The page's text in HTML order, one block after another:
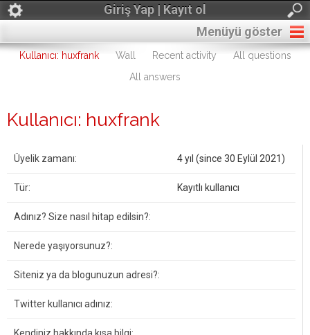
Giriş Yap | Kayıt ol
Menüyü göster
Kullanıcı: huxfrank Wall Recent activity
All questions
All answers
Kullanıcı: huxfrank
Üyelik zamanı: 4 yıl (since 30 Eylül 2021)
Tür: Kayıtlı kullanıcı
Adınız? Size nasıl hitap edilsin?:
Nerede yaşıyorsunuz?:
Siteniz ya da blogunuzun adresi?:
Twitter kullanıcı adınız: